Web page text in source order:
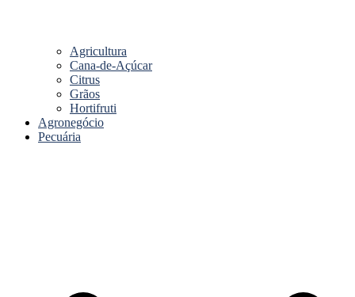
Agricultura
Cana-de-Açúcar
Citrus
Grãos
Hortifruti
Agronegócio
Pecuária